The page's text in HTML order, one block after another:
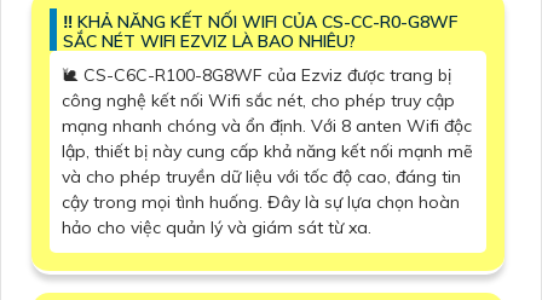
‼️ KHẢ NĂNG KẾT NỐI WIFI CỦA CS-CC-R0-G8WF
SẮC NÉT WIFI EZVIZ LÀ BAO NHIÊU?
🐌 CS-C6C-R100-8G8WF của Ezviz được trang bị
công nghệ kết nối Wifi sắc nét, cho phép truy cập
mạng nhanh chóng và ổn định. Với 8 anten Wifi độc
lập, thiết bị này cung cấp khả năng kết nối mạnh mẽ
và cho phép truyền dữ liệu với tốc độ cao, đáng tin
cậy trong mọi tình huống. Đây là sự lựa chọn hoàn
hảo cho việc quản lý và giám sát từ xa.